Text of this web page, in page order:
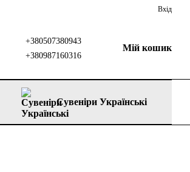
Вхід
+380507380943
+380987160316
Мій кошик
Сувеніри Українські